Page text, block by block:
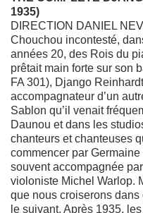
1935)
DIRECTION DANIEL
Chouchou incontesté,
années 20, des Rois du
prêtait main forte sur son
FA 301), Django
accompagnateur d’un
Sablon qu’il venait
Daunou et dans les
chanteurs et chanteuses
commencer par
souvent accompagnée
violoniste Michel Warlop.
que nous croiserons
le suivant. Après 1935,